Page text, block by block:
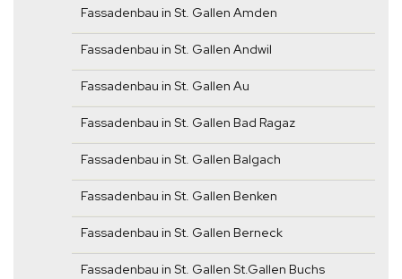
Fassadenbau in St. Gallen Amden
Fassadenbau in St. Gallen Andwil
Fassadenbau in St. Gallen Au
Fassadenbau in St. Gallen Bad Ragaz
Fassadenbau in St. Gallen Balgach
Fassadenbau in St. Gallen Benken
Fassadenbau in St. Gallen Berneck
Fassadenbau in St. Gallen St.Gallen Buchs